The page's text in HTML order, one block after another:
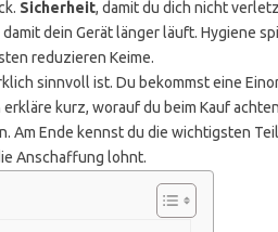
Sicherheit, damit du dich nicht
damit dein Gerät länger läuft. Hygiene
reduzieren Keime.
sinnvoll ist. Du bekommst eine
kurz, worauf du beim Kauf
Am Ende kennst du die wichtigsten
Anschaffung lohnt.